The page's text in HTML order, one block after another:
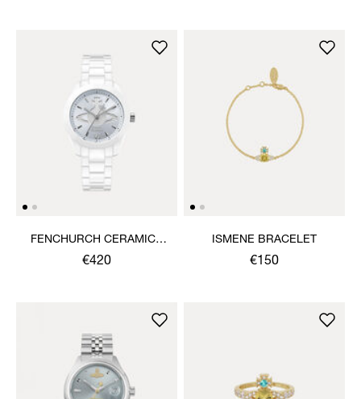
FENCHURCH CERAMICA
WATCH
€420
ISMENE BRACELET
€150